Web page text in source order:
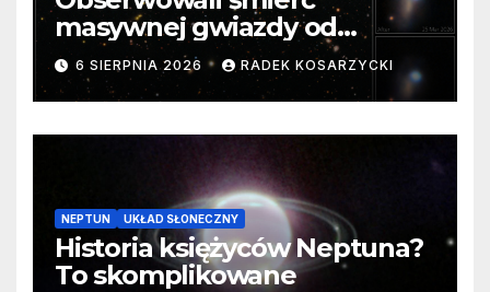
masywnej gwiazdy od
samego początku. Niezwykle
cenne dane
6 SIERPNIA 2026 RADEK KOSARZYCKI
NEPTUN UKŁAD SŁONECZNY
Historia księżyców Neptuna?
To skomplikowane